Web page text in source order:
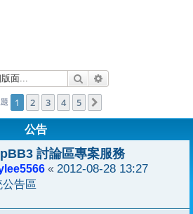
搜尋
1 2 3 4 5
公告
討論區專案服務
« 2012-08-28 13:27
公告區